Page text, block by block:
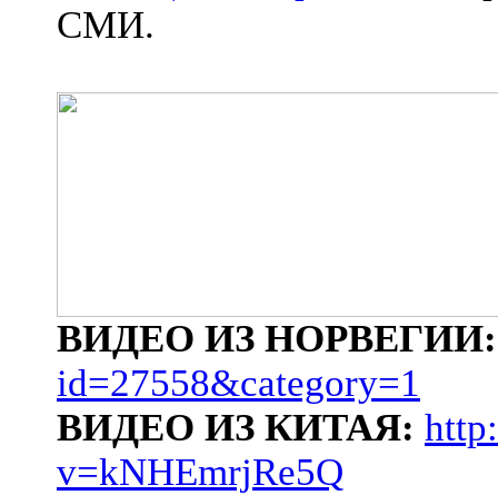
СМИ.
ВИДЕО ИЗ
id=27558&category=1
ВИДЕО ИЗ КИТАЯ:
v=kNHEmrjRe5Q